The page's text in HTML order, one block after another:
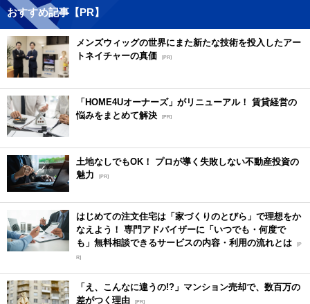
おすすめ記事【PR】
メンズウィッグの世界にまた新たな技術を投入したアー
トネイチャーの真価 [PR]
「HOME4Uオーナーズ」がリニューアル！ 賃貸経営の
悩みをまとめて解決 [PR]
土地なしでもOK！ プロが導く失敗しない不動産投資の
魅力
[PR]
はじめての注文住宅は「家づくりのとびら」で理想をか
なえよう！ 専門アドバイザーに「いつでも・何度で
も」無料相談できるサービスの内容・利用の流れとは [P
R]
「え、こんなに違うの!?」マンション売却で、数百万の
差がつく理由 [PR]